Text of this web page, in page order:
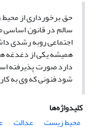
حق برخورداری از
سالم در قانون
اجتماعی روبه رشدی
همیشه یکی از دغدغه­
دارد صورت پذیرفته
شود فنونی که وی به
کلیدواژه‌ها
محیط زیست
عدالت